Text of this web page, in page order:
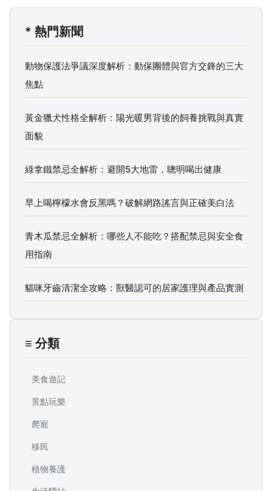
* 熱門新聞
動物保護法爭議深度解析：動保團體與官方交鋒的三大
焦點
黃金獵犬性格全解析：陽光暖男背後的飼養挑戰與真實
面貌
綠拿鐵禁忌全解析：避開5大地雷，聰明喝出健康
早上喝檸檬水會反黑嗎？破解網路謠言與正確美白法
青木瓜禁忌全解析：哪些人不能吃？搭配禁忌與安全食
用指南
貓咪牙齒清潔全攻略：獸醫認可的居家護理與產品實測
≡ 分類
美食遊記
景點玩樂
爬寵
移民
植物養護